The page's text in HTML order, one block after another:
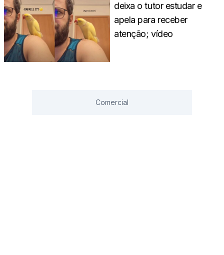
deixa o tutor estudar e
apela para receber
atenção; vídeo
Comercial